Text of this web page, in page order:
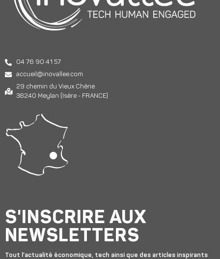
04 76 90 41 57
accueil@inovallee.com
29 chemin du Vieux Chêne
38240 Meylan (Isère - FRANCE)
S'INSCRIRE AUX
NEWSLETTERS
Tout l’actualité économique, tech ainsi que des articles inspirants